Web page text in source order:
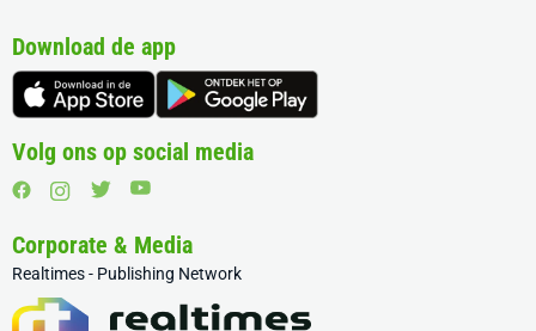
Download de app
Volg ons op social media
Corporate & Media
Realtimes - Publishing Network